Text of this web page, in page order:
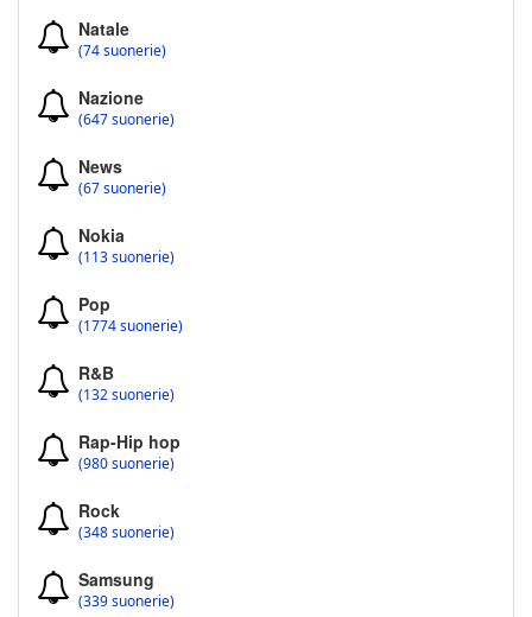
Natale
(74 suonerie)
Nazione
(647 suonerie)
News
(67 suonerie)
Nokia
(113 suonerie)
Pop
(1774 suonerie)
R&B
(132 suonerie)
Rap-Hip hop
(980 suonerie)
Rock
(348 suonerie)
Samsung
(339 suonerie)